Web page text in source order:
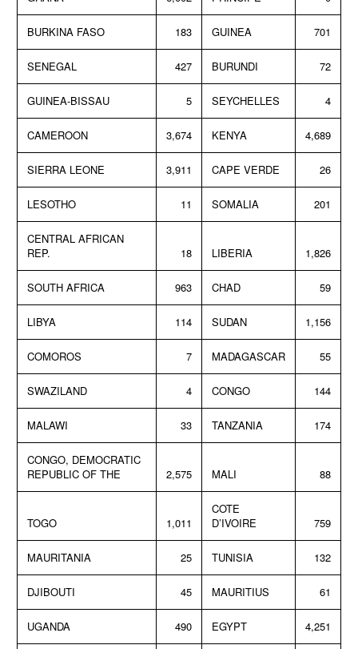
BURKINA FASO 183 GUINEA 701
SENEGAL 427 BURUNDI 72
GUINEA-BISSAU 5 SEYCHELLES 4
CAMEROON 3,674 KENYA 4,689
SIERRA LEONE 3,911 CAPE VERDE 26
LESOTHO 11 SOMALIA 201
CENTRAL AFRICAN
REP.
18 LIBERIA 1,826
SOUTH AFRICA 963 CHAD 59
LIBYA 114 SUDAN 1,156
COMOROS 7 MADAGASCAR 55
SWAZILAND 4 CONGO 144
MALAWI 33 TANZANIA 174
CONGO, DEMOCRATIC
REPUBLIC OF THE
2,575 MALI 88
TOGO 1,011
COTE
D’IVOIRE
759
MAURITANIA 25 TUNISIA 132
DJIBOUTI 45 MAURITIUS 61
UGANDA 490 EGYPT 4,251